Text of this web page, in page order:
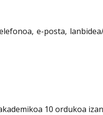
e-posta,
10 ordukoa